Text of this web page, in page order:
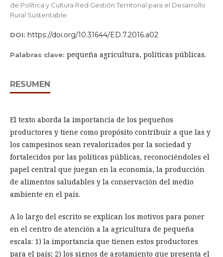
de Política y Cultura Red Gestión Territorial para el Desarrollo
Rural Sustentable.
DOI: https://doi.org/10.31644/ED.7.2016.a02
Palabras clave: pequeña agricultura, políticas públicas.
RESUMEN
El texto aborda la importancia de los pequeños
productores y tiene como propósito contribuir a que las y
los campesinos sean revalorizados por la sociedad y
fortalecidos por las políticas públicas, reconociéndoles el
papel central que juegan en la economía, la producción
de alimentos saludables y la conservación del medio
ambiente en el país.
A lo largo del escrito se explican los motivos para poner
en el centro de atención a la agricultura de pequeña
escala: 1) la importancia que tienen estos productores
para el país; 2) los signos de agotamiento que presenta el